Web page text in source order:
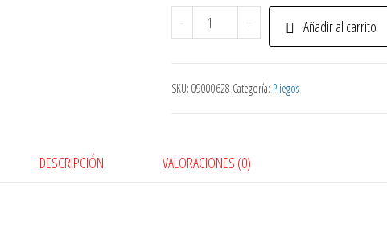
-
Pliego
Cartulina
cantidad
+ Añadir al carrito
SKU: 09000628 Categoría: Pliegos
DESCRIPCIÓN VALORACIONES (0)